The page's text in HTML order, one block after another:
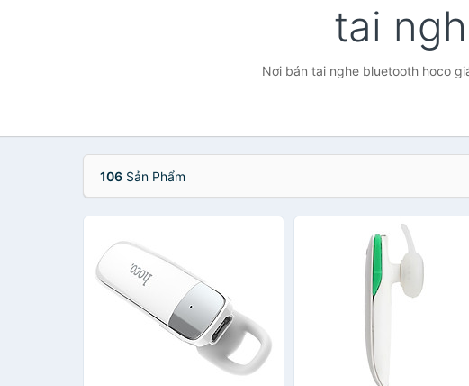
tai
Nơi bán tai nghe bluetooth hoco
106 Sản Phẩm